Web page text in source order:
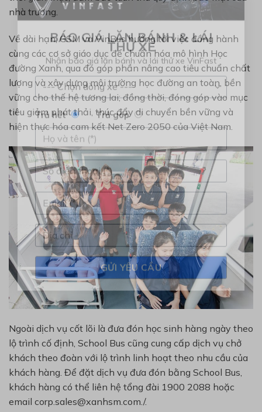
BÁO GIÁ LĂN BÁNH & LÁI
THỬ XE
Nhận báo giá lăn bánh và lái thử xe VinFast
Trả hết Trả góp
×
nhà trường.
Về dài hạn, GSM và VinBus hướng tới việc đồng hành
cùng các cơ sở giáo dục để chuẩn hóa mô hình Học
đường Xanh, qua đó góp phần nâng cao tiêu chuẩn chất
lượng và xây dựng môi trường học đường an toàn, bền
vững cho thế hệ tương lai; đồng thời, đóng góp vào mục
tiêu giảm phát thải, thúc đẩy di chuyển bền vững và
hiện thực hóa cam kết Net Zero 2050 của Việt Nam.
Ngoài dịch vụ cốt lõi là đưa đón học sinh hàng ngày theo
lộ trình cố định, School Bus cũng cung cấp dịch vụ chở
khách theo đoàn với lộ trình linh hoạt theo nhu cầu của
khách hàng. Để đặt dịch vụ đưa đón bằng School Bus,
khách hàng có thể liên hệ tổng đài 1900 2088 hoặc
email corp.sales@xanhsm.com./.